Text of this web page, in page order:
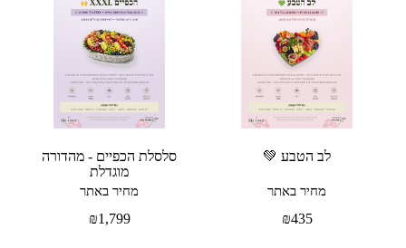
לב הטבע 💚
מחיר באתר
₪435
סלסלת הכפיים - מהדורה
מוגדלת
מחיר באתר
₪1,799